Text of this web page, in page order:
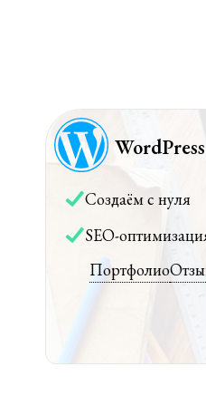
Создаём с нуля
SEO-
Портфолио